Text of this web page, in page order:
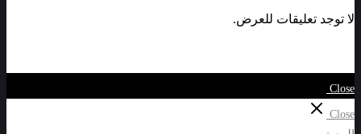
لا توجد تعليقات للعرض.
Close
Close